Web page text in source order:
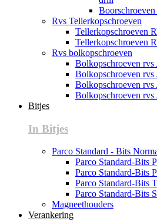
Rvs Tellerkopschroeven
Tellerkopschroeven
Tellerkopschroeven
Rvs bolkopschroeven
Bolkopschroeven rvs
Bolkopschroeven rvs
Bolkopschroeven rvs
Bolkopschroeven rvs
Bitjes
In Bitjes
Parco Standard - Bits
Parco Standard-Bits
Parco Standard-Bits
Parco Standard-Bits
Parco Standard-Bits
Magneethouders
Verankering